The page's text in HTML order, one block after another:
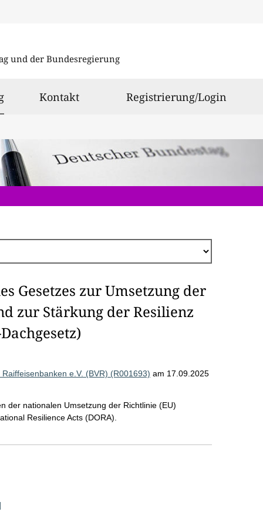
und der Bundesregierung
ausgewählt
Kontakt Registrierung/Login
Gesetzes zur Umsetzung der
zur Stärkung der Resilienz
e.V. (BVR) (R001693) am 17.09.2025
der nationalen Umsetzung der Richtlinie (EU)
Resilience Acts (DORA).